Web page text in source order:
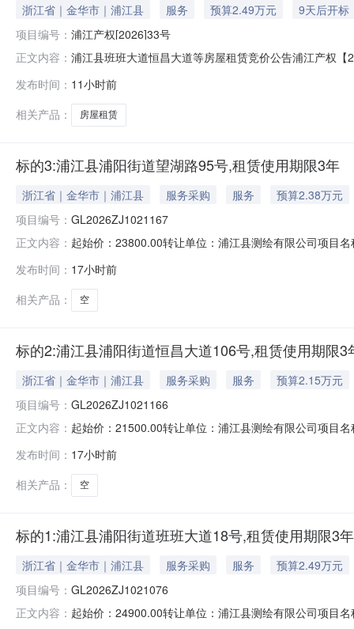
浙江省｜金华市｜浦江县 服务 预算2.49万元
9天后开标
项目编号： 浦江产权[2026]33号
正文内容： 浦江县班班大道恒昌大道等房屋租赁竞价公告浦江产权
106号，租赁使用期限3年，租金按年缴纳，起始价2.15
发布时间： 11小时前
相关产品：
房屋租赁
标的3:浦江县浦阳街道望湖路95号,租赁使用期限3年
浙江省｜金华市｜浦江县 服务采购 服务
预算2.38万元
项目编号： GL2026ZJ1021167
正文内容： 起始价：23800.00转让单位：浦江县测绘有限公司项目
发布时间： 17小时前
相关产品：
空
标的2:浦江县浦阳街道恒昌大道106号,租赁使用期限3
浙江省｜金华市｜浦江县 服务采购 服务
预算2.15万元
项目编号： GL2026ZJ1021166
正文内容： 起始价：21500.00转让单位：浦江县测绘有限公司项目
发布时间： 17小时前
相关产品：
空
标的1:浦江县浦阳街道班班大道18号,租赁使用期限3年
浙江省｜金华市｜浦江县 服务采购 服务
预算2.49万元
项目编号： GL2026ZJ1021076
正文内容： 起始价：24900.00转让单位：浦江县测绘有限公司项目